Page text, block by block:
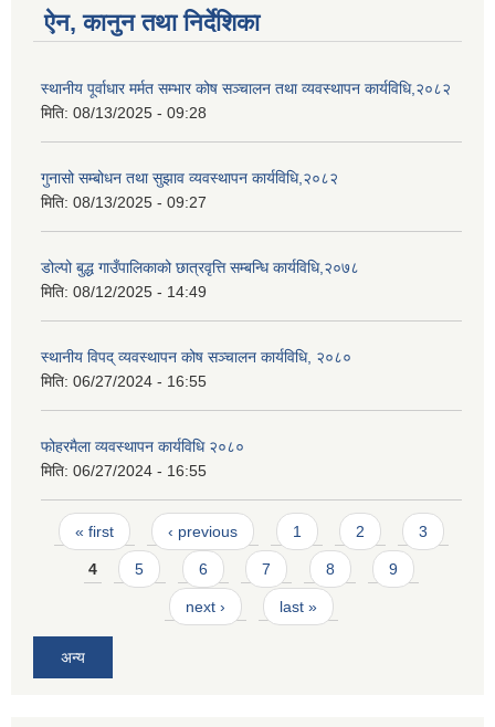
ऐन, कानुन तथा निर्देशिका
स्थानीय पूर्वाधार मर्मत सम्भार कोष सञ्चालन तथा व्यवस्थापन कार्यविधि,२०८२
मिति: 08/13/2025 - 09:28
गुनासो सम्बोधन तथा सुझाव व्यवस्थापन कार्यविधि,२०८२
मिति: 08/13/2025 - 09:27
डोल्पो बुद्ध गाउँपालिकाको छात्रवृत्ति सम्बन्धि कार्यविधि,२०७८
मिति: 08/12/2025 - 14:49
स्थानीय विपद् व्यवस्थापन कोष सञ्चालन कार्यविधि, २०८०
मिति: 06/27/2024 - 16:55
फोहरमैला व्यवस्थापन कार्यविधि २०८०
मिति: 06/27/2024 - 16:55
Pages
« first ‹ previous 1 2 3
4 5 6 7 8 9
next › last »
अन्य